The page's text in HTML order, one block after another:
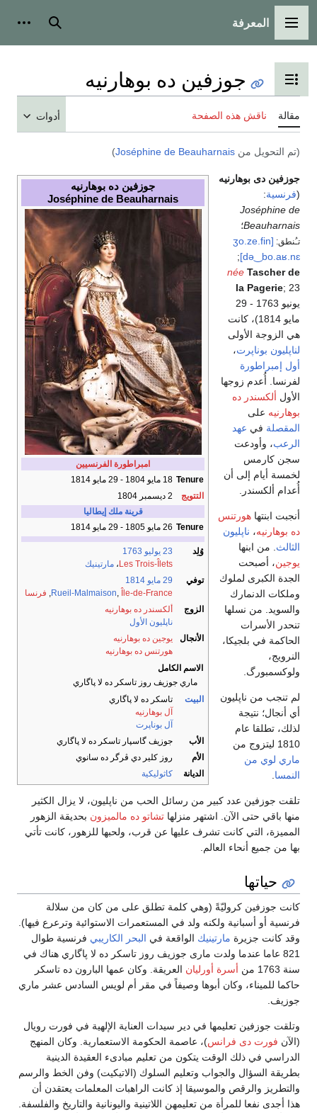
القائمة الرئيسية
المعرفة بحث
تبديل عرض جدول المحتويات
جوزفين ده بوهارنيه
مقالة ناقش هذه الصفحة أدوات
(تم التحويل من Joséphine de Beauharnais
)
جوزفين ده بوهارنيه
Joséphine de Beauharnais
امبراطورة الفرنسيين
Tenure 18 مايو 1804 - 29 مايو 1814
التتويج
2 ديسمبر 1804
قرينة ملك إيطاليا
Tenure 26 مايو 1805 - 29 مايو 1814
وُلِد 23 يوليو
1763
Les Trois-Îlets ، مارتينيك
توفي
29 مايو
1814
Rueil-Malmaison, Île-de-France
, فرنسا
الزوج
ألكسندر ده بوهارنيه
ناپليون الأول
الأنجال
يوجين ده بوهارنيه
هورتنس ده بوهارنيه
الاسم الكامل
ماري جوزيف روز تاسكر ده لا پاگاري
البيت
تاسكر ده لا پاگاري
آل بوهارنيه
آل بوناپرت
الأب
جوزيف گاسپار تاسكر ده لا پاگاري
الأم
روز كلير دي ڤرگر ده سانوي
الديانة
كاثوليكية
جوزفين دى بوهارنيه
(فرنسية:
Joséphine de
Beauharnais؛
تـُنطق:
[ʒo.ze.fin
də‿bo.aʁ.nɛ]
;
née Tascher de
la Pagerie; 23
يونيو 1763 - 29
مايو 1814)، كانت
هي الزوجة الأولى
لناپليون بوناپرت،
أول إمبراطورة
لفرنسا. أُعدم زوجها
الأول ألكسندر ده
بوهارنيه على
المقصلة في عهد
الرعب، وأودعت
سجن كارمس
لخمسة أيام إلى أن
أُعدام ألكسندر.
أنجبت ابنتها هورتنس
ده بوهارنيه، ناپليون
الثالث . من ابنها
يوجين، أصبحت
الجدة الكبرى لملوك
وملكات الدنمارك
والسويد. من نسلها
تنحدر الأسرات
الحاكمة في بلجيكا،
النرويج،
ولوكسمبورگ.
لم تنجب من ناپليون
أي أنجال؛ نتيجة
لذلك، تطلقا عام
1810 ليتزوج من
ماري لوي من
النمسا
تلقت جوزفين عدد كبير من رسائل الحب من ناپليون، لا يزال الكثير
منها باقي حتى الآن. اشتهر منزلها تشاتو ده مالميزون بحديقة الزهور
المميزة، التي كانت تشرف عليها عن قرب، ولحبها للزهور، كانت تأتي
بها من جميع أنحاء العالم.
حياتها
كانت جوزفين كروليّةً (وهي كلمة تطلق على من كان من سلالة
فرنسية أو أسبانية ولكنه ولد في المستعمرات الاستوائية وترعرع فيها).
وقد كانت جزيرة مارتينيك الواقعة في البحر الكاريبي فرنسية طوال
821 عاما عندما ولدت مارى جوزيف روز تاسكر ده لا پاگاري هناك في
سنة 1763 من
أسرة أورليان العريقة. وكان عمها البارون ده تاسكر
حاكما للميناء، وكان أبوها وصيفاً في مقر أم لويس السادس عشر ماري
جوزيف.
وتلقت جوزفين تعليمها في دير سيدات العناية الإلهية في فورت رويال
(الآن فورت دى فرانس)، عاصمة الحكومة الاستعمارية. وكان المنهج
الدراسي في ذلك الوقت يتكون من تعليم مبادىء العقيدة الدينية
بطريقة السؤال والجواب وتعليم السلوك (الاتيكيت) وفن الخط والرسم
والتطريز والرقص والموسيقا إذ كانت الراهبات المعلمات يعتقدن أن
هذا أجدى نفعا للمرأة من تعليمهن اللاتينية واليونانية والتاريخ والفلسفة.